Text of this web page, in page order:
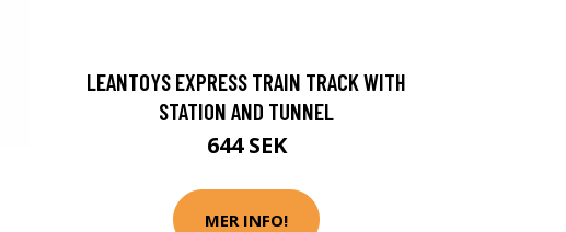
LEANTOYS EXPRESS TRAIN TRACK WITH
STATION AND TUNNEL
644 SEK
MER INFO!